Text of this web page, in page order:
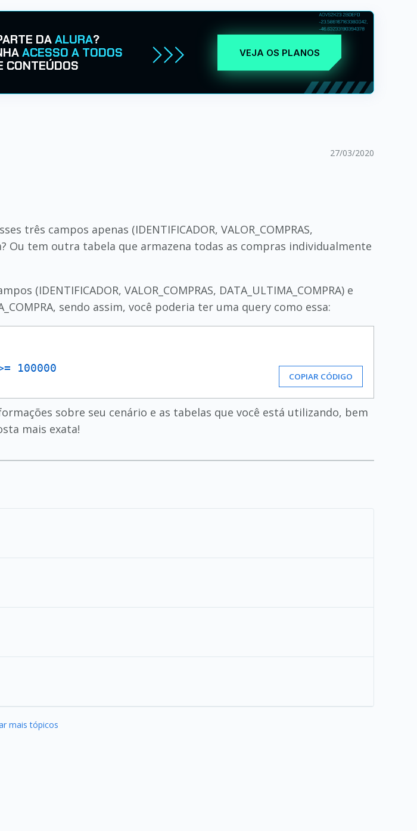
DAALURA?
ACESSO A TODOS
CONTEÚDOS
VEJA OS PLANOS
27/03/2020
três campos apenas (IDENTIFICADOR, VALOR_COMPRAS,
Ou tem outra tabela que armazena todas as compras individualmente
(IDENTIFICADOR, VALOR_COMPRAS, DATA_ULTIMA_COMPRA) e
sendo assim, você poderia ter uma query como essa:
100000
COPIAR CÓDIGO
sobre seu cenário e as tabelas que você está utilizando, bem
mais exata!
mais tópicos